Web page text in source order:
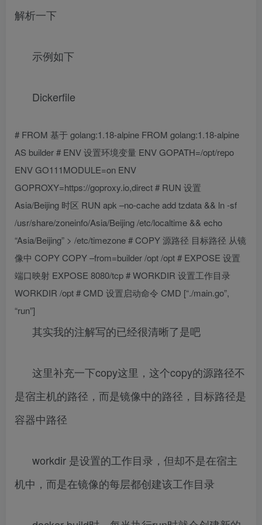
解析一下
示例如下
Dickerfile
# FROM 基于 golang:1.18-alpine FROM golang:1.18-alpine
AS builder # ENV 设置环境变量 ENV GOPATH=/opt/repo
ENV GO111MODULE=on ENV
GOPROXY=https://goproxy.io,direct # RUN 设置
Asia/Beijing 时区 RUN apk –no-cache add tzdata && ln -sf
/usr/share/zoneinfo/Asia/Beijing /etc/localtime && echo
“Asia/Beijing” > /etc/timezone # COPY 源路径 目标路径 从镜
像中 COPY COPY –from=builder /opt /opt # EXPOSE 设置
端口映射 EXPOSE 8080/tcp # WORKDIR 设置工作目录
WORKDIR /opt # CMD 设置启动命令 CMD [“./main.go”,
“run”]
其实我的注解写的已经很清晰了是吧
这里补充一下copy这里，这个copy的源路径不
是宿主机的路径，而是镜像中的路径，目标路径是
容器中路径
workdir 是设置的工作目录，但却不是在宿主
机中，而是在镜像的每层都创建该工作目录